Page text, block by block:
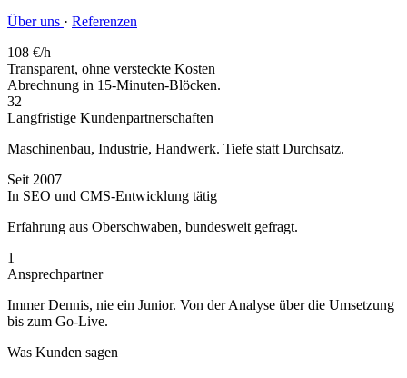
Über uns · Referenzen
108 €/h
Transparent, ohne versteckte Kosten
Abrechnung in 15-Minuten-Blöcken.
32
Langfristige Kundenpartnerschaften
Maschinenbau, Industrie, Handwerk. Tiefe statt Durchsatz.
Seit2007
In SEO und CMS-Entwicklung tätig
Erfahrung aus Oberschwaben, bundesweit gefragt.
1
Ansprechpartner
Immer Dennis, nie ein Junior. Von der Analyse über die Umsetzung
bis zum Go-Live.
Was Kunden sagen